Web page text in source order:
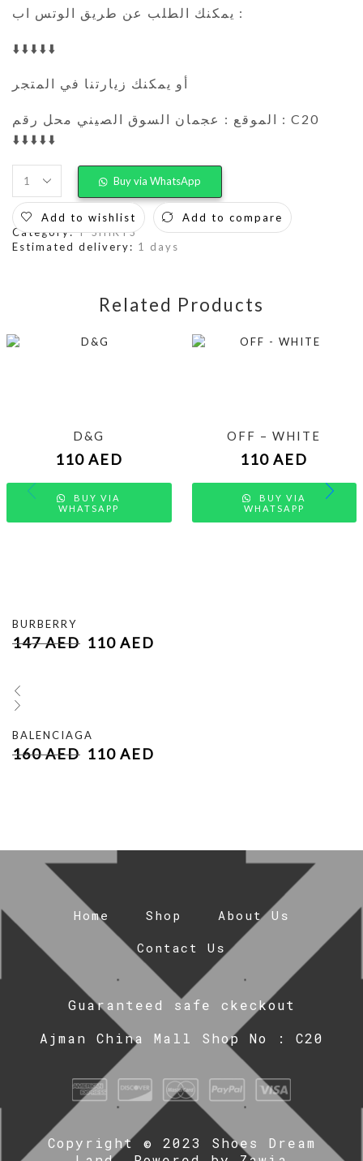
يمكنك الطلب عن طريق الوتس اب :
⬇️⬇️⬇️⬇️⬇️
أو يمكنك زيارتنا في المتجر
الموقع : عجمان السوق الصيني محل رقم : C20
⬇️⬇️⬇️⬇️⬇️
Buy via WhatsApp
Add to wishlist
Add to compare
Category:T-SHIRTS
Estimated delivery: 1 days
Related Products
D&G
110 AED
BUY VIA
WHATSAPP
OFF – WHITE
110AED
BUY VIA
WHATSAPP
BURBERRY
147AED 110 AED
BALENCIAGA
160AED 110 AED
Home Shop
About Us
Contact Us
Guaranteed safe ckeckout
Ajman China Mall Shop No : C20
Copyright © 2023 Shoes Dream